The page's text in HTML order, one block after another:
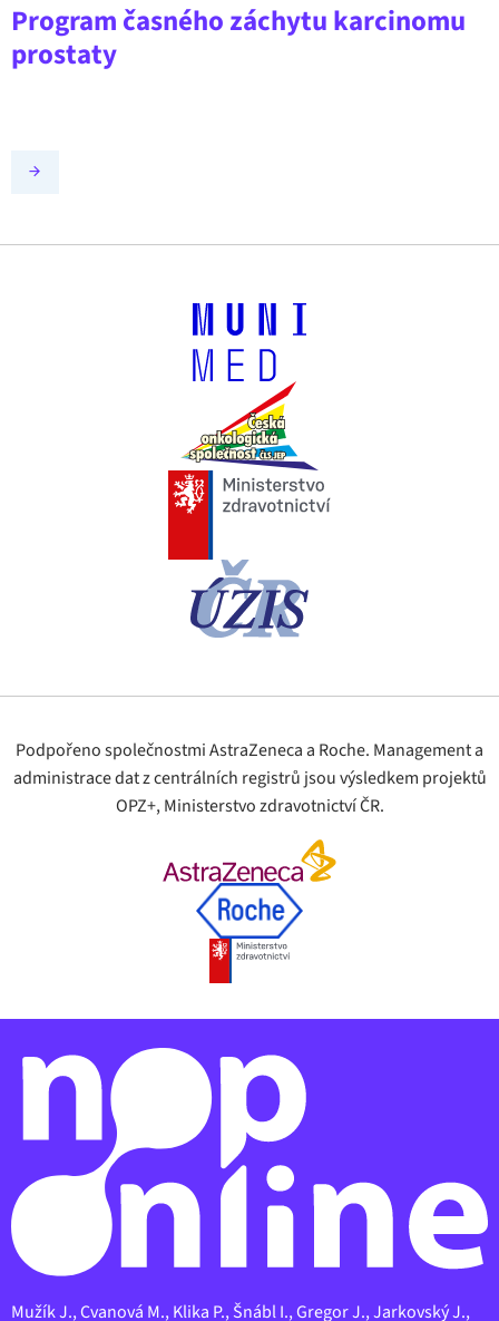
Program časného záchytu karcinomu
prostaty
Podpořeno společnostmi AstraZeneca a Roche. Management a
administrace dat z centrálních registrů jsou výsledkem projektů
OPZ+, Ministerstvo zdravotnictví ČR.
Mužík J., Cvanová M., Klika P., Šnábl I., Gregor J., Jarkovský J.,